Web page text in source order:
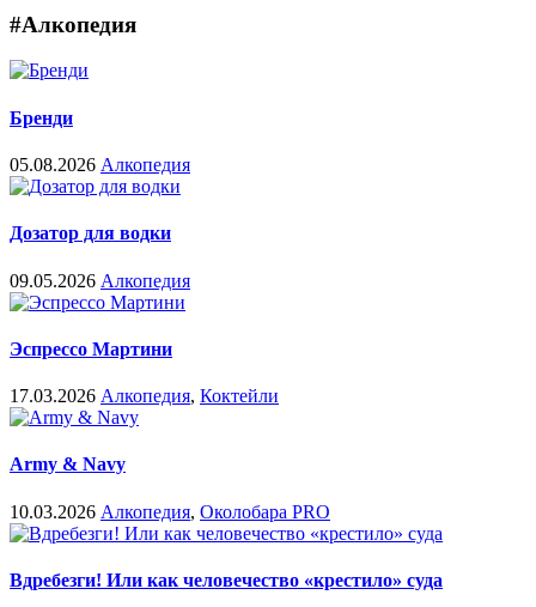
#Алкопедия
Бренди
05.08.2026 Алкопедия
Дозатор для водки
09.05.2026 Алкопедия
Эспрессо Мартини
17.03.2026 Алкопедия, Коктейли
Army & Navy
10.03.2026 Алкопедия, Околобара PRO
Вдребезги! Или как человечество «крестило» суда